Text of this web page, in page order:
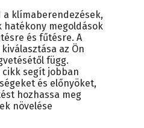
a klímaberendezések,
hatékony megoldások
és fűtésre. A
az Ön
függ.
cikk segít jobban
és előnyöket,
hozhassa meg
növelése